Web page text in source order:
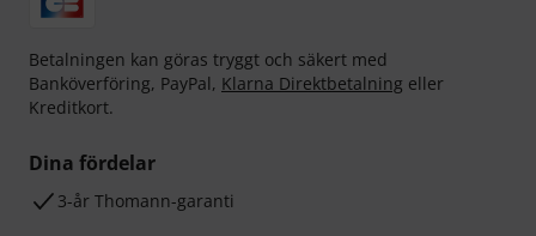
Betalningen kan göras tryggt och säkert med
Banköverföring, PayPal, Klarna Direktbetalning eller
Kreditkort.
Dina fördelar
3-år Thomann-garanti